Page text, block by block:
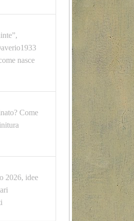
nasce
Come
2026, idee